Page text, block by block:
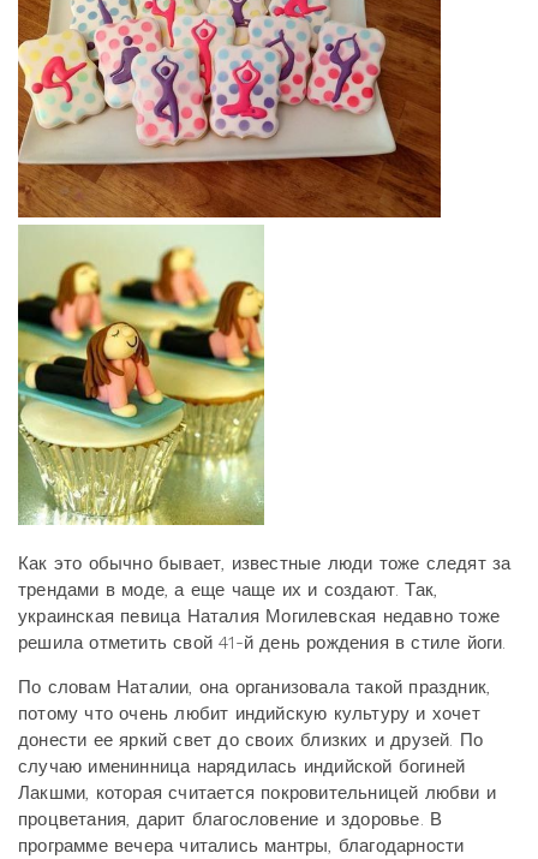
Как это обычно бывает, известные люди тоже следят за
трендами в моде, а еще чаще их и создают. Так,
украинская певица Наталия Могилевская недавно тоже
решила отметить свой 41-й день рождения в стиле йоги.
По словам Наталии, она организовала такой праздник,
потому что очень любит индийскую культуру и хочет
донести ее яркий свет до своих близких и друзей. По
случаю именинница нарядилась индийской богиней
Лакшми, которая считается покровительницей любви и
процветания, дарит благословение и здоровье. В
программе вечера читались мантры, благодарности